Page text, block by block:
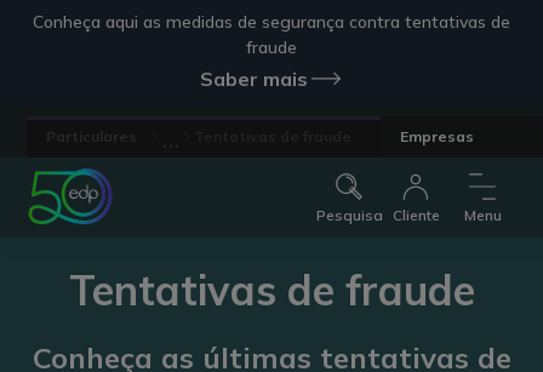
Conheça aqui as medidas de segurança contra tentativas de
fraude
Saber mais
Empresas
Pesquisa Cliente Menu
Tentativas de fraude
Conheça as últimas tentativas de